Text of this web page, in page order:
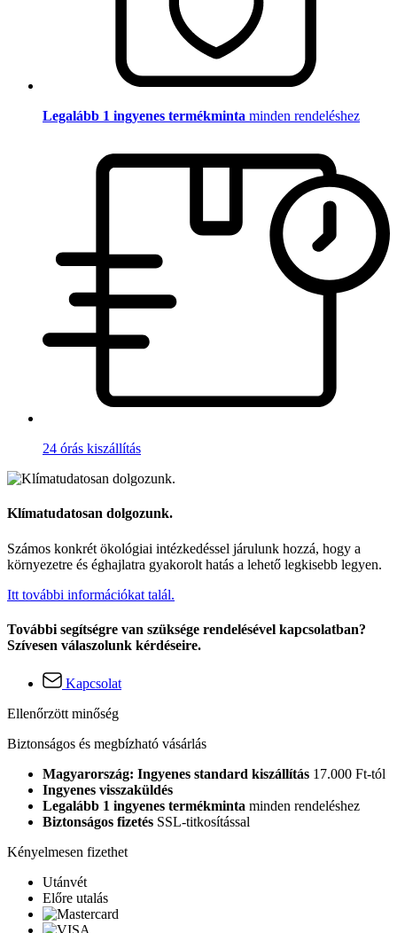
Legalább 1 ingyenes termékminta minden rendeléshez
24 órás kiszállítás
Klímatudatosan dolgozunk.
Számos konkrét ökológiai intézkedéssel járulunk hozzá, hogy a
környezetre és éghajlatra gyakorolt hatás a lehető legkisebb legyen.
Itt további információkat talál.
További segítségre van szüksége rendelésével kapcsolatban?
Szívesen válaszolunk kérdéseire.
Kapcsolat
Ellenőrzött minőség
Biztonságos és megbízható vásárlás
Magyarország: Ingyenes standard kiszállítás 17.000 Ft-tól
Ingyenes visszaküldés
Legalább 1 ingyenes termékminta minden rendeléshez
Biztonságos fizetés SSL-titkosítással
Kényelmesen fizethet
Utánvét
Előre utalás